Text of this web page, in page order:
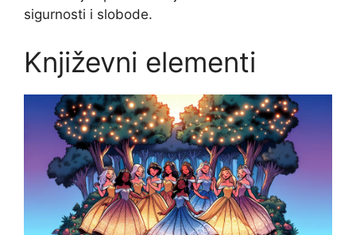
sigurnosti i slobode.
Književni elementi